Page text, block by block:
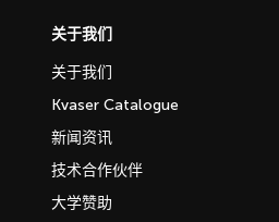
关于我们
关于我们
Kvaser Catalogue
新闻资讯
技术合作伙伴
大学赞助